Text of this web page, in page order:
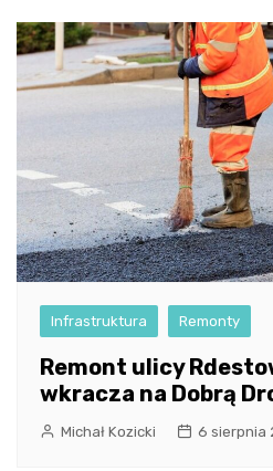
Infrastruktura Remonty
Remont ulicy
wkracza na Dobrą
Michał Kozicki 6 sierpnia